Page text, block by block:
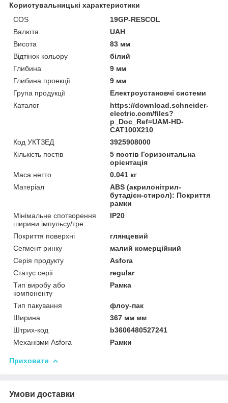
Користувальницькі характеристики
COS
19GP-RESCOL
Валюта
UAH
Висота
83 мм
Відтінок кольору
білий
Глибина
9 мм
Глибина проекції
9 мм
Група продукції
Електроустановчі системи
Каталог
https://download.schneider-
electric.com/files?
p_Doc_Ref=UAM-HD-
CAT100X210
Код УКТЗЕД
3925908000
Кількість постів
5 постів Горизонтальна
орієнтація
Маса нетто
0.041 кг
Матеріал
ABS (акрилонітрил-
бутадієн-стирол): Покриття
рамки
Мінімальне спотворення
ширини імпульсу/тре
IP20
Покриття поверхні
глянцевий
Сегмент ринку
малий комерційний
Серія продукту
Asfora
Статус серії
regular
Тип виробу або
компоненту
Рамка
Тип пакування
флоу-пак
Ширина
367 мм мм
Штрих-код
b3606480527241
Механізми Asfora
Рамки
Приховати
Умови доставки